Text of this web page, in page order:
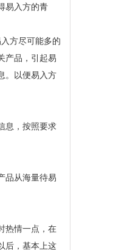
易入方的青
方尽可能多的
产品，引起易
。以便易入方
息，按照要求
品从海量待易
热情一点，在
后，基本上这